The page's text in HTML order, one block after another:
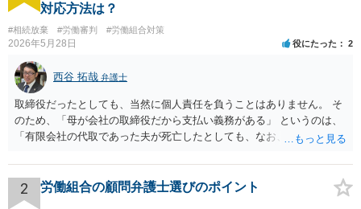
対応方法は？
#相続放棄 #労働審判 #労働組合対策
2026年5月28日 役にたった 2
西谷 拓哉 弁護士
取締役だったとしても、当然に個人責任を負うことはありません。 そ
のため、「母が会社の取締役だから支払い義務がある」 というのは、
「有限会社の代取であった夫が死亡したとしても、なお、母は有限会
わりにする必要がある」という趣旨なのではないかと思われます。 相
続放棄したとしても、取締役である母には残された有限会社の後始末
をどうするのかという問題が残ります。 一度、司法書士や弁護士等の
2 労働組合の顧問弁護士選びのポイント